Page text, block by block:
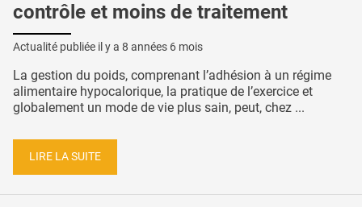
contrôle et moins de traitement
Actualité publiée il y a 8 années 6 mois
La gestion du poids, comprenant l’adhésion à un régime
alimentaire hypocalorique, la pratique de l’exercice et
globalement un mode de vie plus sain, peut, chez ...
LIRE LA SUITE